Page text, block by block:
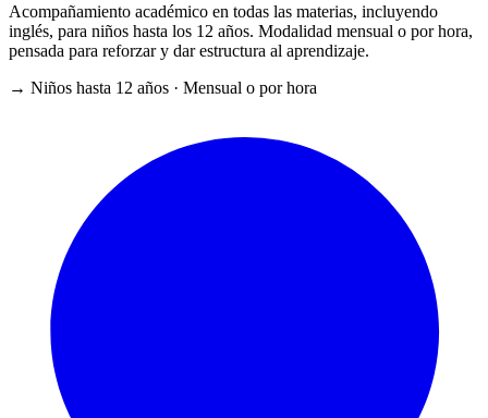
Acompañamiento académico en todas las materias, incluyendo
inglés, para niños hasta los 12 años. Modalidad mensual o por hora,
pensada para reforzar y dar estructura al aprendizaje.
→ Niños hasta 12 años · Mensual o por hora